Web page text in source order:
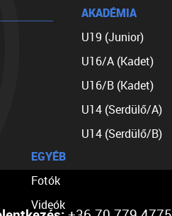
AKADÉMIA
U19 (Junior)
U16/A (Kadet)
U16/B (Kadet)
U14 (Serdülő/A)
U14 (Serdülő/B)
EGYÉB
Fotók
Videók